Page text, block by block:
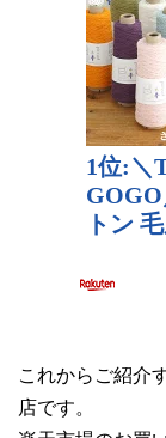
これからご紹介
店です。